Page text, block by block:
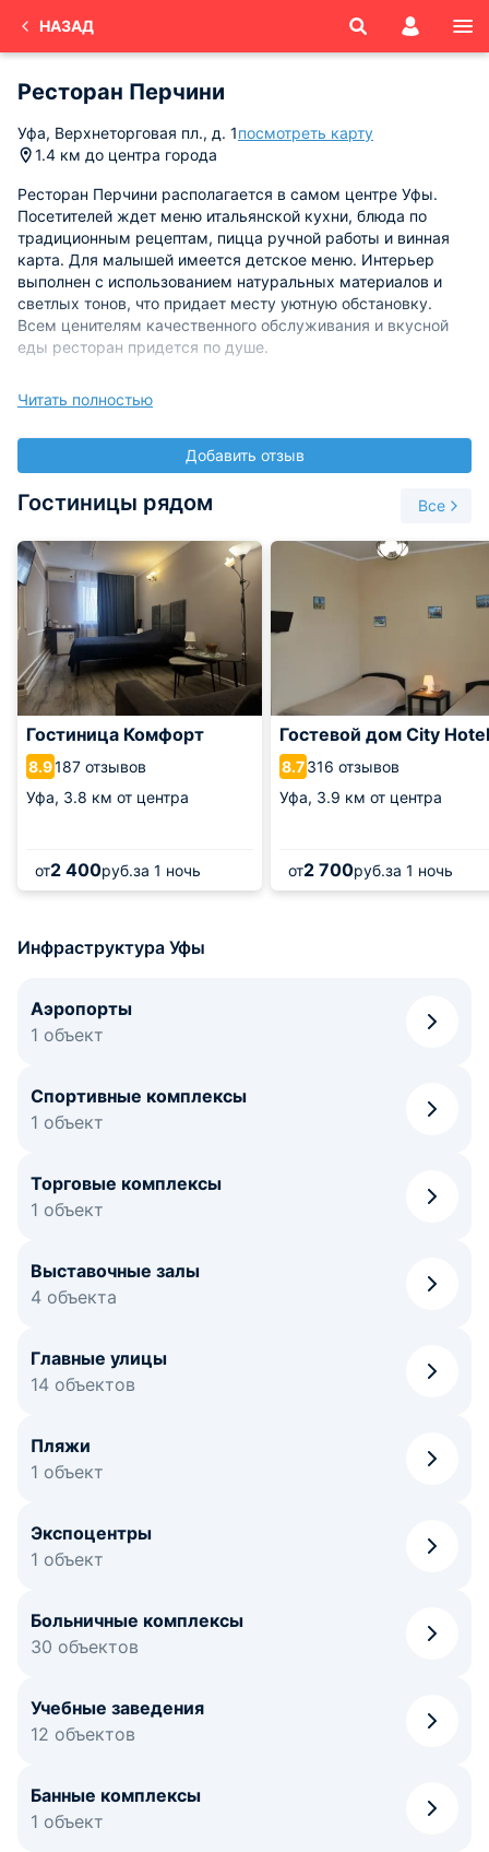
НАЗАД
Ресторан Перчини
Уфа, Верхнеторговая пл., д. 1посмотреть карту
1.4 км до центра города
Ресторан Перчини располагается в самом центре Уфы.
Посетителей ждет меню итальянской кухни, блюда по
традиционным рецептам, пицца ручной работы и винная
карта. Для малышей имеется детское меню. Интерьер
выполнен с использованием натуральных материалов и
светлых тонов, что придает месту уютную обстановку.
Всем ценителям качественного обслуживания и вкусной
еды ресторан придется по душе.
Режим работы: ежедневно с 12:00-00:00.
Читать полностью
Добавить отзыв
Гостиницы рядом Все
Гостиница Комфорт
8.9187 отзывов
Уфа, 3.8 км от центра
от2 400руб.за 1 ночь
Гостевой дом City Hotel
8.7316 отзывов
Уфа, 3.9 км от центра
от2 700руб.за 1 ночь
Инфраструктура Уфы
Аэропорты
1 объект
Спортивные комплексы
1 объект
Торговые комплексы
1 объект
Выставочные залы
4 объекта
Главные улицы
14 объектов
Пляжи
1 объект
Экспоцентры
1 объект
Больничные комплексы
30 объектов
Учебные заведения
12 объектов
Банные комплексы
1 объект